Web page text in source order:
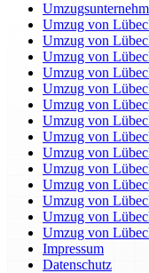
Umzug von
Umzug von
Umzug von
Umzug von
Umzug von
Umzug von
Umzug von
Umzug von
Umzug von
Umzug von
Umzug von
Umzug von
Umzug von
Umzug von
Impressum
Datenschutz